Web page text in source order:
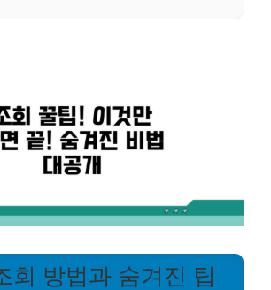
회 방법과 숨겨진 팁